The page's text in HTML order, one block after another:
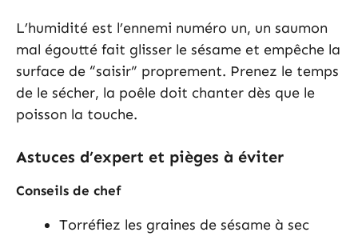
L’humidité est l’ennemi numéro un, un saumon
mal égoutté fait glisser le sésame et empêche la
surface de “saisir” proprement. Prenez le temps
de le sécher, la poêle doit chanter dès que le
poisson la touche.
Astuces d’expert et pièges à éviter
Conseils de chef
Torréfiez les graines de sésame à sec